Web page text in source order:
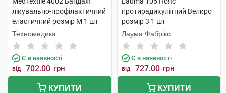
лікувально-профілактичний
еластичний розмір М 1 шт
Техномедика
Є в наявності
від 702.00 грн
КУПИТИ
протирадикулітний Велкро
розмір 3 1 шт
Лаума Фабрікс
Є в наявності
від 727.00 грн
КУПИТИ